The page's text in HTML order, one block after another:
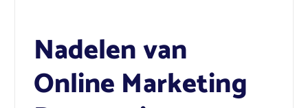
Nadelen van
Online Marketing